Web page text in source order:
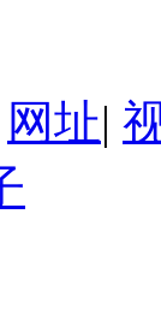
网址|